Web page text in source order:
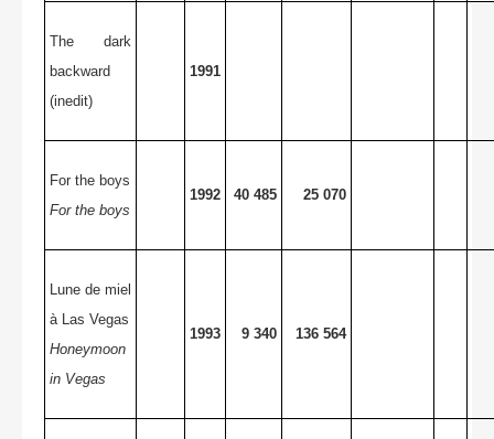
The dark
backward
(inedit)
1991
For the boys
For the boys
1992 40 485 25 070
Lune de miel
à Las Vegas
Honeymoon
in Vegas
1993 9 340 136 564